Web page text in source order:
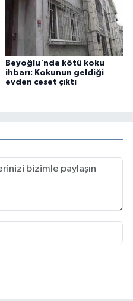
Beyoğlu'nda kötü koku
ihbarı: Kokunun geldiği
evden ceset çıktı